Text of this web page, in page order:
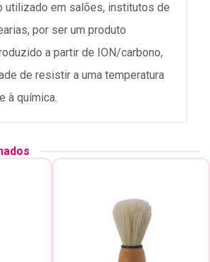
utilizado em salões, institutos de
por ser um produto
a partir de ION/carbono,
de resistir a uma temperatura
à química.